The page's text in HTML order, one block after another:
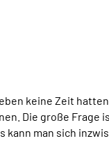
keine Zeit
Die große Frage
man sich